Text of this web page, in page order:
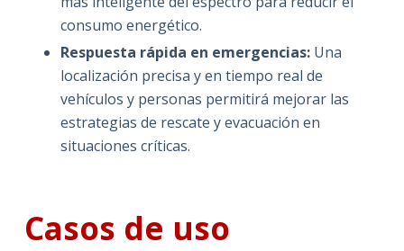
consumo energético.
Respuesta rápida en emergencias:Una
localización precisa y en tiempo real de
vehículos y personas permitirá mejorar las
estrategias de rescate y evacuación en
situaciones críticas.
Casos de uso